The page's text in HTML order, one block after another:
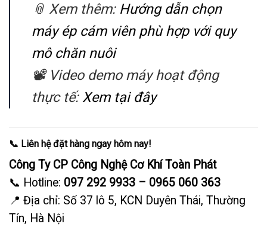
📎 Xem thêm: Hướng dẫn chọn
máy ép cám viên phù hợp với quy
mô chăn nuôi
📽️ Video demo máy hoạt động
thực tế: Xem tại đây
📞 Liên hệ đặt hàng ngay hôm nay!
Công Ty CP Công Nghệ Cơ Khí Toàn Phát
📞 Hotline: 097 292 9933 – 0965 060 363
📍 Địa chỉ: Số 37 lô 5, KCN Duyên Thái, Thường
Tín, Hà Nội